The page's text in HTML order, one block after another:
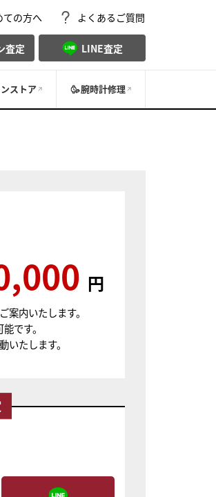
ての方へ よくあるご質問
査定 LINE査定
ストア 腕時計修理
円
内いたします。
です。
たします。